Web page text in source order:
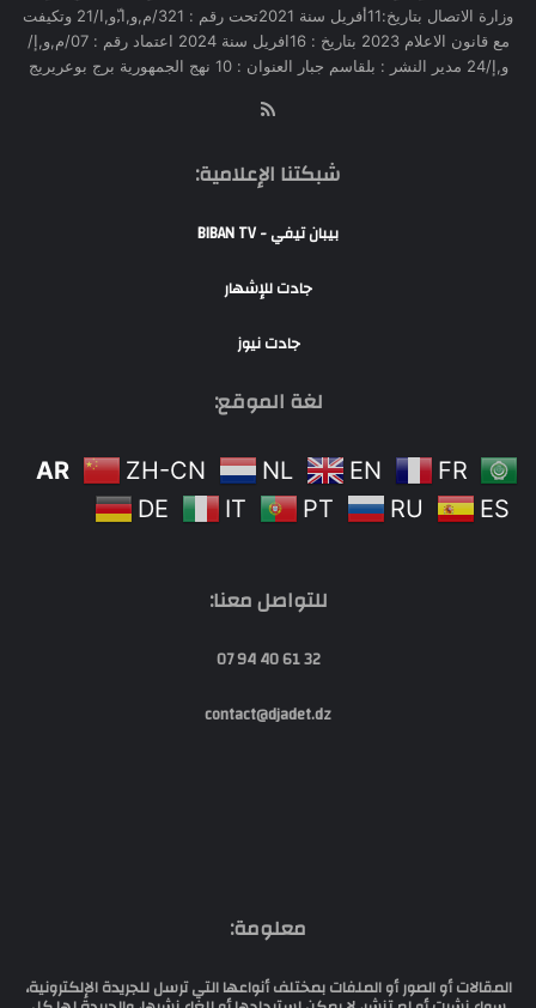
وزارة الاتصال بتاريخ:11أفريل سنة 2021تحت رقم : 321/م,و,ا,ّو,ا/21 وتكيفت
مع قانون الاعلام 2023 بتاريخ : 16افريل سنة 2024 اعتماد رقم : 07/م,و,إ/
و,إ/24 مدير النشر : بلقاسم جبار العنوان : 10 نهج الجمهورية برج بوعريريج
شبكتنا الإعلامية:
بيبان تيفي - BIBAN TV
جادت للإشهار
جادت نيوز
لغة الموقع:
AR ZH-CN NL EN
FR
DE
IT PT RU ES
للتواصل معنا:
32 61 40 94 07
contact@djadet.dz
معلومة:
المقالات أو الصور أو الملفات بمختلف أنواعها التي ترسل للجريدة الإلكترونية،